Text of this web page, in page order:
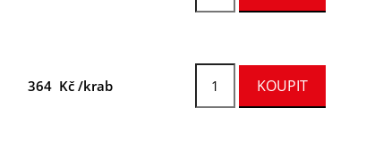
364 Kč /krab